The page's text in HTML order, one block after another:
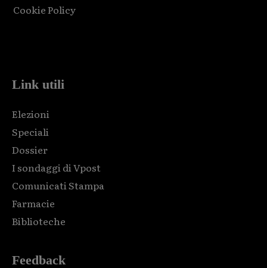
Cookie Policy
Link utili
Elezioni
Speciali
Dossier
I sondaggi di Vpost
Comunicati Stampa
Farmacie
Biblioteche
Feedback